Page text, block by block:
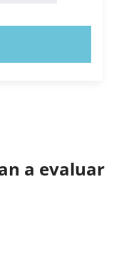
a evaluar